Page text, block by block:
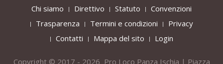
Chi siamo Direttivo Statuto
Convenzioni
Trasparenza
Termini e condizioni
Privacy
Contatti
Mappa del sito Login
Copyright © 2017 - 2026 Pro Loco Panza Ischia | Piazza